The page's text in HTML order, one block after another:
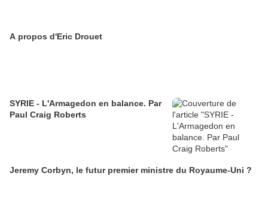
A propos d'Eric Drouet
SYRIE - L'Armagedon en balance. Par
Paul Craig Roberts
Jeremy Corbyn, le futur premier ministre du Royaume-Uni ?